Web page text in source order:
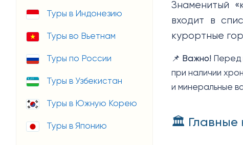
Туры в Индонезию
Туры во Вьетнам
Туры по России
Туры в Узбекистан
Туры в Южную Корею
Туры в Японию
Знаменитый
входит в
курортные
📌 Важно! Перед
при наличии
и минеральные
🏛️ Главные